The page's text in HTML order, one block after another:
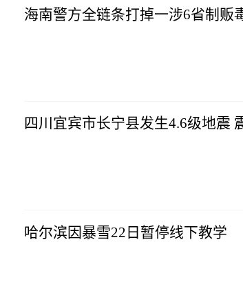
海南警方全链条打掉一涉6省制贩
四川宜宾市长宁县发生4.6级地震
哈尔滨因暴雪22日暂停线下教学